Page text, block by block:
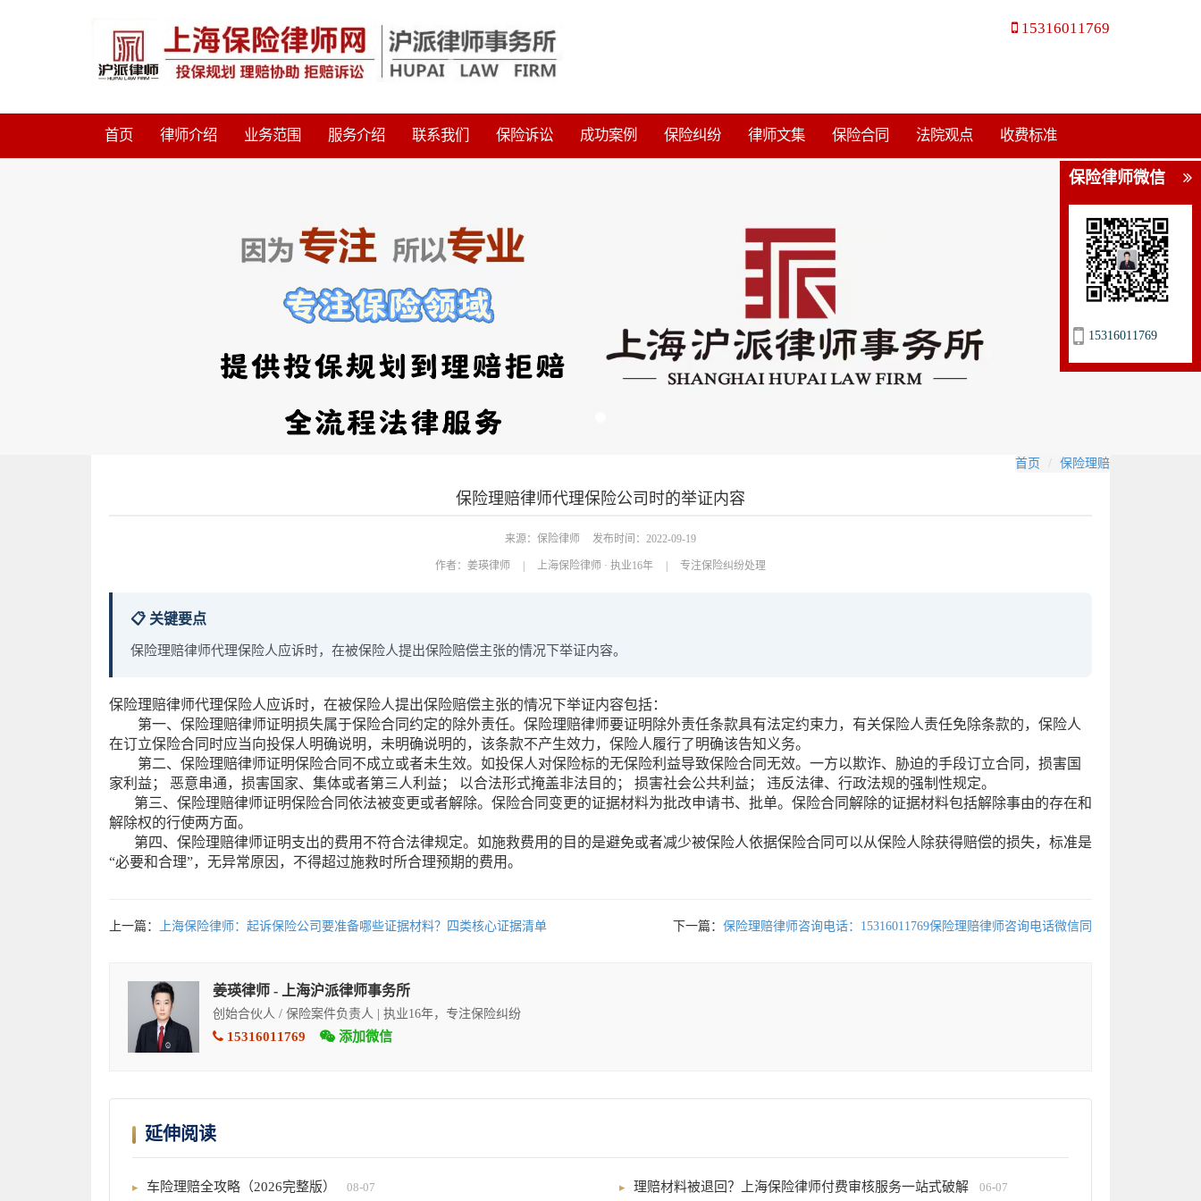
15316011769
首页 律师介绍 业务范围 服务介绍 联系我们 保险诉讼 成功案例 保险纠纷 律师文集 保险合同 法院观点 收费标准
首页 保险理赔
保险理赔律师代理保险公司时的举证内容
来源：保险律师 发布时间：2022-09-19
作者： 姜瑛律师 上海保险律师 · 执业16年 专注保险纠纷处理
📋 关键要点
保险理赔律师代理保险人应诉时，在被保险人提出保险赔偿主张的情况下举证内容。
保险理赔律师代理保险人应诉时，在被保险人提出保险赔偿主张的情况下举证内容包括：
第一、保险理赔律师证明损失属于保险合同约定的除外责任。保险理赔律师要证明除外责任条款具有法定约束力，有关保险人责任免除条款的，保险人
在订立保险合同时应当向投保人明确说明，未明确说明的，该条款不产生效力，保险人履行了明确该告知义务。
第二、保险理赔律师证明保险合同不成立或者未生效。如投保人对保险标的无保险利益导致保险合同无效。一方以欺诈、胁迫的手段订立合同，损害国
家利益； 恶意串通，损害国家、集体或者第三人利益； 以合法形式掩盖非法目的； 损害社会公共利益； 违反法律、行政法规的强制性规定。
第三、保险理赔律师证明保险合同依法被变更或者解除。保险合同变更的证据材料为批改申请书、批单。保险合同解除的证据材料包括解除事由的存在和
解除权的行使两方面。
第四、保险理赔律师证明支出的费用不符合法律规定。如施救费用的目的是避免或者减少被保险人依据保险合同可以从保险人除获得赔偿的损失，标准是
“必要和合理”，无异常原因，不得超过施救时所合理预期的费用。
上一篇： 上海保险律师：起诉保险公司要准备哪些证据材料？四类核心证据清单 下一篇： 保险理赔律师咨询电话：15316011769保险理赔律师咨询电话微信同
姜瑛律师 - 上海沪派律师事务所
创始合伙人 / 保险案件负责人 | 执业16年，专注保险纠纷
15316011769 添加微信
延伸阅读
车险理赔全攻略（2026完整版） 08-07 理赔材料被退回？上海保险律师付费审核服务一站式破解 06-07
保险律师微信
15316011769